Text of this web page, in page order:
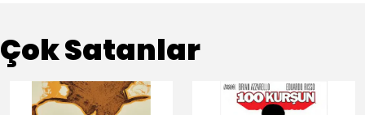
Çok Satanlar